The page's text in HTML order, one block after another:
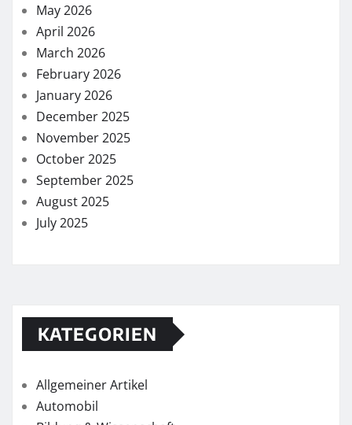
May 2026
April 2026
March 2026
February 2026
January 2026
December 2025
November 2025
October 2025
September 2025
August 2025
July 2025
KATEGORIEN
Allgemeiner Artikel
Automobil